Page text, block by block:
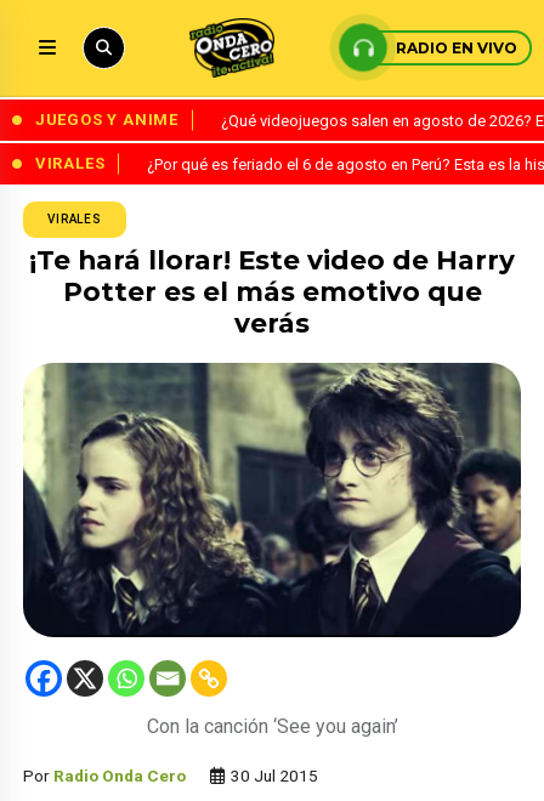
RADIO EN VIVO
JUEGOS Y ANIME ¿Qué videojuegos salen en agosto de
VIRALES ¿Por qué es feriado el 6 de agosto en Perú? Esta es la
VIRALES
¡Te hará llorar! Este video de Harry
Potter es el más emotivo que
verás
Con la canción ‘See you again’
Por Radio Onda Cero 30 Jul 2015